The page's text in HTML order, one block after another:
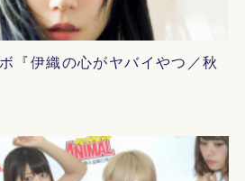
『伊織の心がヤバイやつ／秋